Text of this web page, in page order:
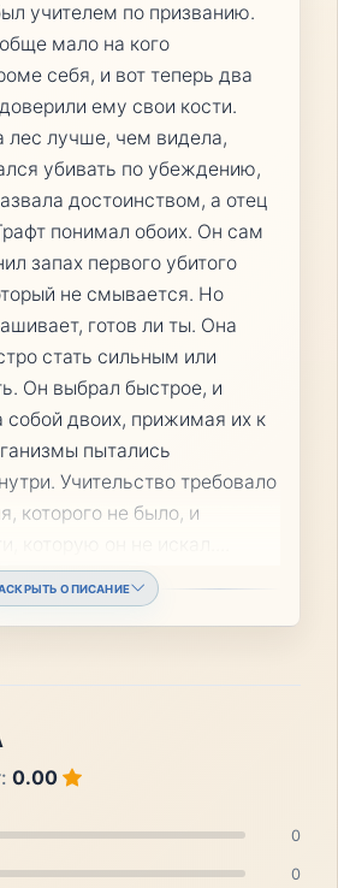
учителем по призванию.
мало на кого
себя, и вот теперь два
ему свои кости.
лес лучше, чем видела,
убивать по убеждению,
достоинством, а отец
понимал обоих. Он сам
запах первого убитого
не смывается. Но
готов ли ты. Она
стать сильным или
Он выбрал быстрое, и
собой двоих, прижимая их к
пытались
Учительство требовало
которого не было, и
ОПИСАНИЕ
0.00
0
0